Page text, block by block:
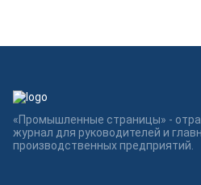
«Промышленные страницы» -
журнал для руководителей и
производственных предприятий.